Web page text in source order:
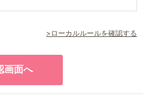
>ローカルルールを確認する